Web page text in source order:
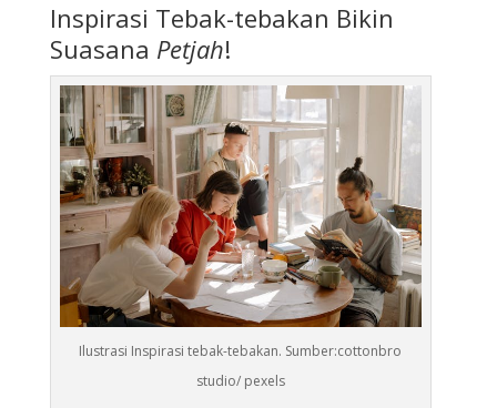
Inspirasi Tebak-tebakan Bikin
Suasana Petjah!
Ilustrasi Inspirasi tebak-tebakan. Sumber:cottonbro
studio/ pexels